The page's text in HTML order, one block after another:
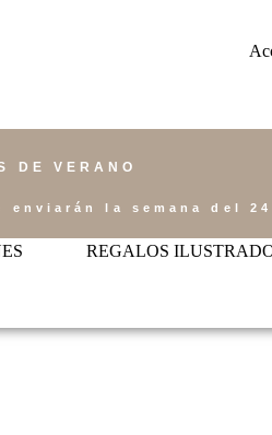
DE VERANO
la semana del
REGALOS